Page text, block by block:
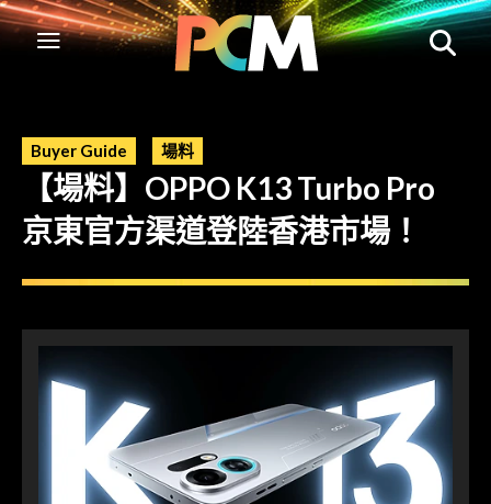
Buyer Guide 場料
【場料】OPPO K13 Turbo Pro
京東官方渠道登陸香港市場！